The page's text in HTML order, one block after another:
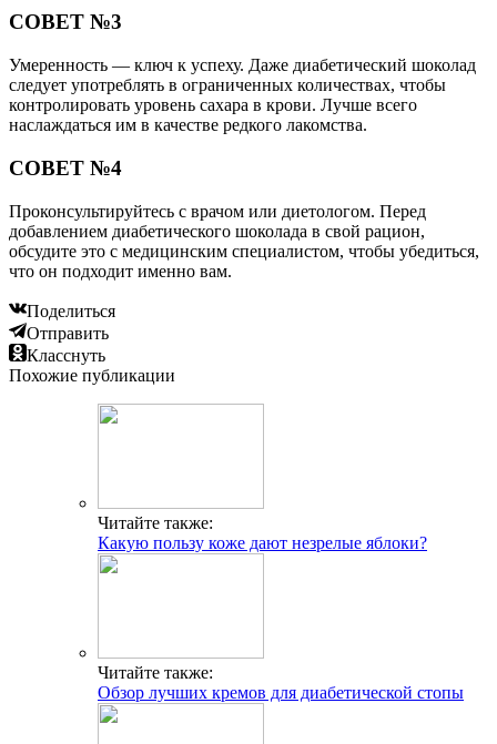
СОВЕТ №3
Умеренность — ключ к успеху. Даже диабетический шоколад
следует употреблять в ограниченных количествах, чтобы
контролировать уровень сахара в крови. Лучше всего
наслаждаться им в качестве редкого лакомства.
СОВЕТ №4
Проконсультируйтесь с врачом или диетологом. Перед
добавлением диабетического шоколада в свой рацион,
обсудите это с медицинским специалистом, чтобы убедиться,
что он подходит именно вам.
Поделиться
Отправить
Класснуть
Похожие публикации
Читайте также:
Какую пользу коже дают незрелые яблоки?
Читайте также:
Обзор лучших кремов для диабетической стопы